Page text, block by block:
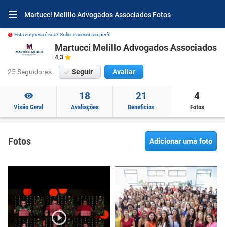
Martucci Melillo Advogados Associados Fotos
Esta empresa é sua? Solicite acesso ao perfil.
Martucci Melillo Advogados Associados
4,3
25 Seguidores Seguir Avaliar
Visão Geral
18
Avaliações
21
Beneficios
4
Fotos
Fotos Adicionar uma foto